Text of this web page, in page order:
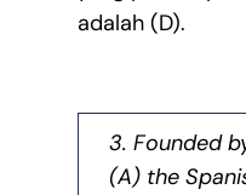
adalah (D).
3. Founded
(A) the